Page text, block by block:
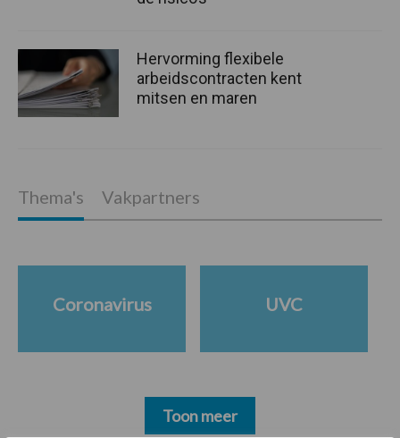
Hervorming flexibele
arbeidscontracten kent
mitsen en maren
Thema's Vakpartners
Coronavirus UVC
Toon meer